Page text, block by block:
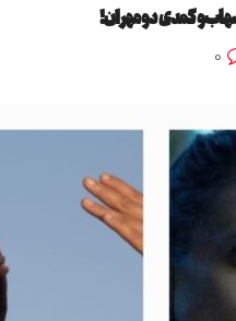
شهاب و کمدی دومهران!